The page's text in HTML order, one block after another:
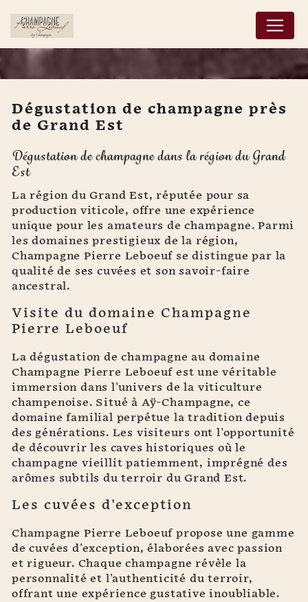
champagne près de
Dégustation de champagne près
de Grand Est
Dégustation de champagne dans la région du Grand
Est
La région du Grand Est, réputée pour sa
production viticole, offre une expérience
unique pour les amateurs de champagne. Parmi
les domaines prestigieux de la région,
Champagne Pierre Leboeuf se distingue par la
qualité de ses cuvées et son savoir-faire
ancestral.
Visite du domaine Champagne
Pierre Leboeuf
La dégustation de champagne au domaine
Champagne Pierre Leboeuf est une véritable
immersion dans l'univers de la viticulture
champenoise. Situé à Aÿ-Champagne, ce
domaine familial perpétue la tradition depuis
des générations. Les visiteurs ont l'opportunité
de découvrir les caves historiques où le
champagne vieillit patiemment, imprégné des
arômes subtils du terroir du Grand Est.
Les cuvées d'exception
Champagne Pierre Leboeuf propose une gamme
de cuvées d'exception, élaborées avec passion
et rigueur. Chaque champagne révèle la
personnalité et l'authenticité du terroir,
offrant une expérience gustative inoubliable.